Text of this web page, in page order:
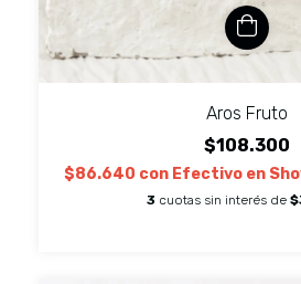
Aros Fruto
$108.300
$86.640 con Efectivo en
3 cuotas sin interés de